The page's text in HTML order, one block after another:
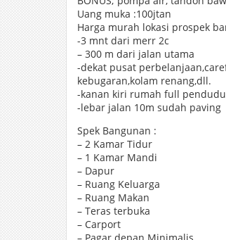
Uang muka :100jtan
Harga murah lokasi prospek
-3 mnt dari merr 2c
– 300 m dari jalan utama
-dekat pusat
kebugaran,kolam renang,dll.
-kanan kiri rumah full
-lebar jalan 10m sudah paving
Spek Bangunan :
– 2 Kamar Tidur
– 1 Kamar Mandi
– Dapur
– Ruang Keluarga
– Ruang Makan
– Teras terbuka
– Carport